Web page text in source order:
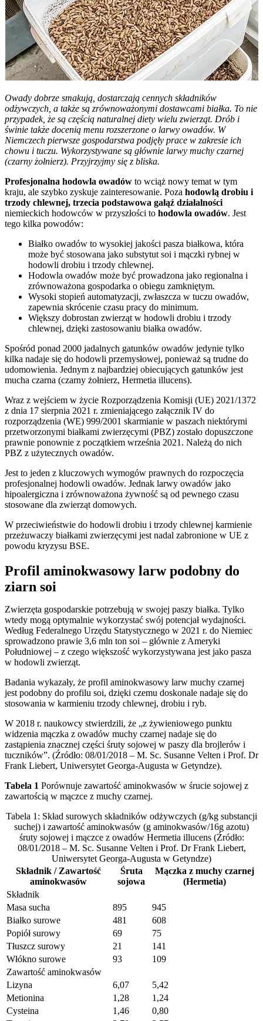
Owady dobrze smakują, dostarczają cennych składników
odżywczych, a także są zrównoważonymi dostawcami białka. To nie
przypadek, że są częścią naturalnej diety wielu zwierząt. Drób i
świnie także docenią menu rozszerzone o larwy owadów. W
Niemczech pierwsze gospodarstwa podjęły prace w zakresie ich
chowu i tuczu. Wykorzystywane są głównie larwy muchy czarnej
(czarny żołnierz). Przyjrzyjmy się z bliska.
Profesjonalna hodowla owadów to wciąż nowy temat w tym
kraju, ale szybko zyskuje zainteresowanie. Poza hodowlą drobiu i
trzody chlewnej, trzecia podstawowa gałąź działalności
niemieckich hodowców w przyszłości to hodowla owadów. Jest
tego kilka powodów:
Białko owadów to wysokiej jakości pasza białkowa, która
może być stosowana jako substytut soi i mączki rybnej w
hodowli drobiu i trzody chlewnej.
Hodowla owadów może być prowadzona jako regionalna i
zrównoważona gospodarka o obiegu zamkniętym.
Wysoki stopień automatyzacji, zwłaszcza w tuczu owadów,
zapewnia skrócenie czasu pracy do minimum.
Większy dobrostan zwierząt w hodowli drobiu i trzody
chlewnej, dzięki zastosowaniu białka owadów.
Spośród ponad 2000 jadalnych gatunków owadów jedynie tylko
kilka nadaje się do hodowli przemysłowej, ponieważ są trudne do
udomowienia. Jednym z najbardziej obiecujących gatunków jest
mucha czarna (czarny żołnierz, Hermetia illucens).
Wraz z wejściem w życie Rozporządzenia Komisji (UE) 2021/1372
z dnia 17 sierpnia 2021 r. zmieniającego załącznik IV do
rozporządzenia (WE) 999/2001 skarmianie w paszach niektórymi
przetworzonymi białkami zwierzęcymi (PBZ) zostało dopuszczone
prawnie ponownie z początkiem września 2021. Należą do nich
PBZ z użytecznych owadów.
Jest to jeden z kluczowych wymogów prawnych do rozpoczęcia
profesjonalnej hodowli owadów. Jednak larwy owadów jako
hipoalergiczna i zrównoważona żywność są od pewnego czasu
stosowane dla zwierząt domowych.
W przeciwieństwie do hodowli drobiu i trzody chlewnej karmienie
przeżuwaczy białkami zwierzęcymi jest nadal zabronione w UE z
powodu kryzysu BSE.
Profil aminokwasowy larw podobny do
ziarn soi
Zwierzęta gospodarskie potrzebują w swojej paszy białka. Tylko
wtedy mogą optymalnie wykorzystać swój potencjał wydajności.
Według Federalnego Urzędu Statystycznego w 2021 r. do Niemiec
sprowadzono prawie 3,6 mln ton soi – głównie z Ameryki
Południowej – z czego większość wykorzystywana jest jako pasza
w hodowli zwierząt.
Badania wykazały, że profil aminokwasowy larw muchy czarnej
jest podobny do profilu soi, dzięki czemu doskonale nadaje się do
stosowania w karmieniu trzody chlewnej, drobiu i ryb.
W 2018 r. naukowcy stwierdzili, że „z żywieniowego punktu
widzenia mączka z owadów muchy czarnej nadaje się do
zastąpienia znacznej części śruty sojowej w paszy dla brojlerów i
tuczników”. (Źródło: 08/01/2018 – M. Sc. Susanne Velten i Prof. Dr
Frank Liebert, Uniwersytet Georga-Augusta w Getyndze).
Tabela 1 Porównuje zawartość aminokwasów w śrucie sojowej z
zawartością w mączce z muchy czarnej.
Tabela 1: Skład surowych składników odżywczych (g/kg substancji
suchej) i zawartość aminokwasów (g aminokwasów/16g azotu)
śruty sojowej i mączce z owadów Hermetia illucens (Źródło:
08/01/2018 – M. Sc. Susanne Velten i Prof. Dr Frank Liebert,
Uniwersytet Georga-Augusta w Getyndze)
Składnik / Zawartość
aminokwasów
Śruta
sojowa
Mączka z muchy czarnej
(Hermetia)
Składnik
Masa sucha
895
945
Białko surowe
481
608
Popiół surowy
69
75
Tłuszcz surowy
21
141
Włókno surowe
93
109
Zawartość aminokwasów
Lizyna
6,07
5,42
Metionina
1,28
1,24
Cysteina
1,46
0,80